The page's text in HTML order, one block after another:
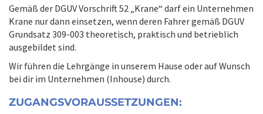
Gemäß der DGUV Vorschrift 52 „Krane“ darf ein Unternehmen
Krane nur dann einsetzen, wenn deren Fahrer gemäß DGUV
Grundsatz 309-003 theoretisch, praktisch und betrieblich
ausgebildet sind.
Wir führen die Lehrgänge in unserem Hause oder auf Wunsch
bei dir im Unternehmen (Inhouse) durch.
ZUGANGSVORAUSSETZUNGEN: